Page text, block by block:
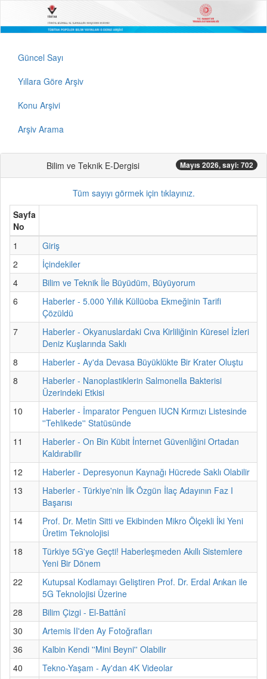
Güncel Sayı
Yıllara Göre Arşiv
Konu Arşivi
Arşiv Arama
Bilim ve Teknik E-Dergisi Mayıs 2026, sayi: 702
Tüm sayıyı görmek için tıklayınız.
Sayfa
No
1
Giriş
2
İçindekiler
4
Bilim ve Teknik İle Büyüdüm, Büyüyorum
6
Haberler - 5.000 Yıllık Küllüoba Ekmeğinin Tarifi
Çözüldü
7
Haberler - Okyanuslardaki Cıva Kirliliğinin Küresel İzleri
Deniz Kuşlarında Saklı
8
Haberler - Ay'da Devasa Büyüklükte Bir Krater Oluştu
8
Haberler - Nanoplastiklerin Salmonella Bakterisi
Üzerindeki Etkisi
10
Haberler - İmparator Penguen IUCN Kırmızı Listesinde
''Tehlikede'' Statüsünde
11
Haberler - On Bin Kübit İnternet Güvenliğini Ortadan
Kaldırabilir
12
Haberler - Depresyonun Kaynağı Hücrede Saklı Olabilir
13
Haberler - Türkiye'nin İlk Özgün İlaç Adayının Faz I
Başarısı
14
Prof. Dr. Metin Sitti ve Ekibinden Mikro Ölçekli İki Yeni
Üretim Teknolojisi
18
Türkiye 5G'ye Geçti! Haberleşmeden Akıllı Sistemlere
Yeni Bir Dönem
22
Kutupsal Kodlamayı Geliştiren Prof. Dr. Erdal Arıkan ile
5G Teknolojisi Üzerine
28
Bilim Çizgi - El-Battânî
30
Artemis II'den Ay Fotoğrafları
36
Kalbin Kendi ''Mini Beyni'' Olabilir
40
Tekno-Yaşam - Ay'dan 4K Videolar